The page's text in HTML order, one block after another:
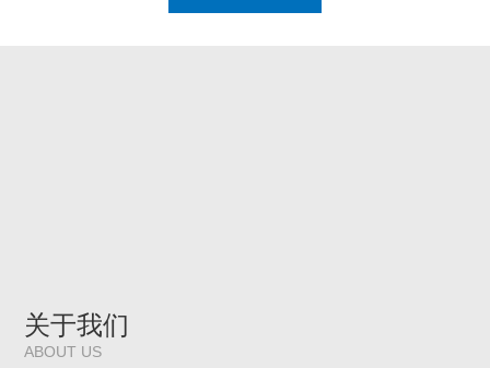
关于我们
ABOUT US